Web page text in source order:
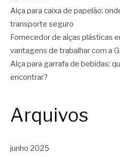
Alça para caixa de papelão:
transporte seguro
Fornecedor de alças plásticas
vantagens de trabalhar com a
Alça para garrafa de bebidas:
encontrar?
Arquivos
junho 2025